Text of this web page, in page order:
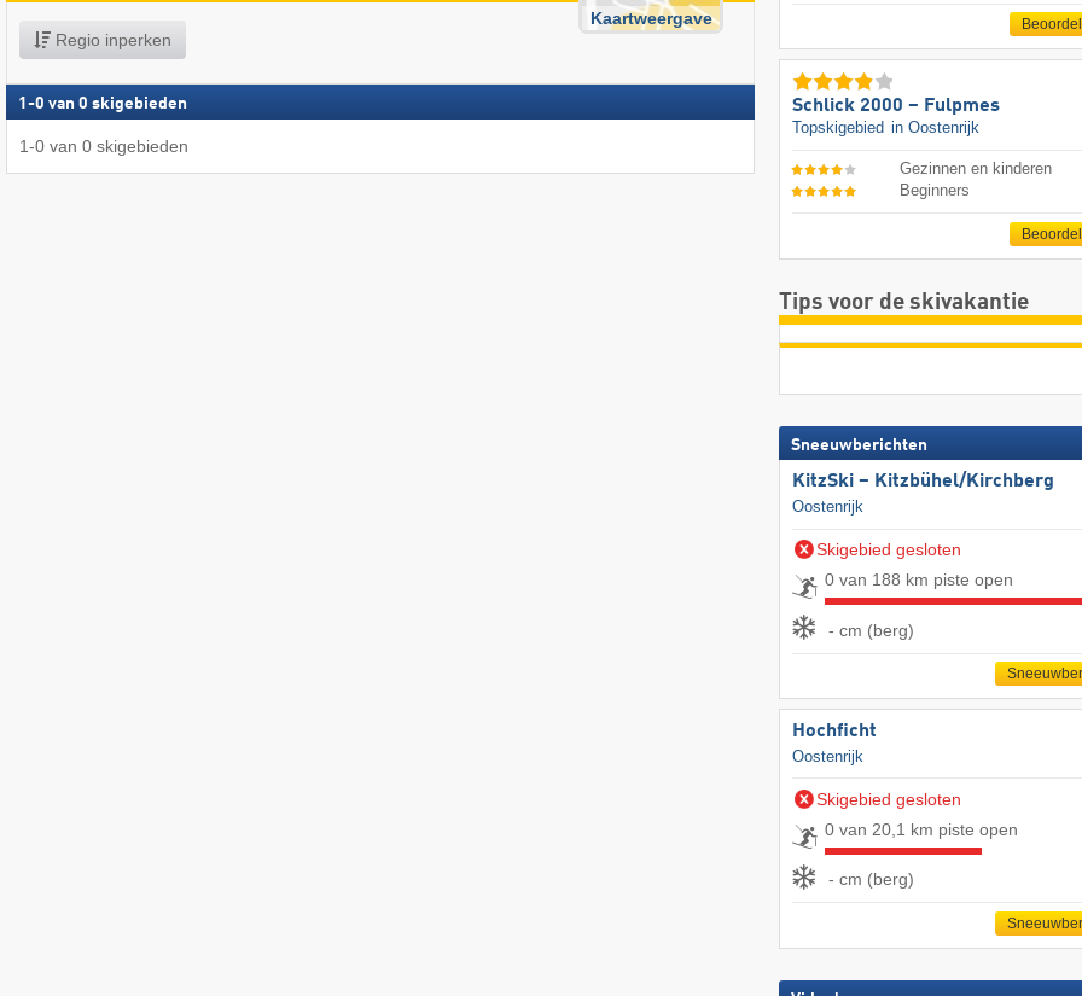
Regio inperken
Kaartweergave
1 -0 van 0 skigebieden
1-0 van 0 skigebieden
Schlick 2000 – Fulpmes
Topskigebied in Oostenrijk
Gezinnen en kinderen
Beginners
Tips voor de skivakantie
Sneeuwberichten
KitzSki – Kitzbühel/​Kirchberg
Oostenrijk
Skigebied gesloten
0 van 188 km piste open
- cm (berg)
Hochficht
Oostenrijk
Skigebied gesloten
0 van 20,1 km piste open
- cm (berg)